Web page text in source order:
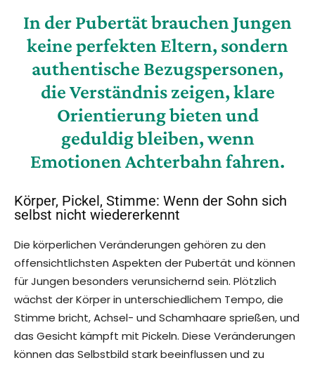
In der Pubertät brauchen Jungen
keine perfekten Eltern, sondern
authentische Bezugspersonen,
die Verständnis zeigen, klare
Orientierung bieten und
geduldig bleiben, wenn
Emotionen Achterbahn fahren.
Körper, Pickel, Stimme: Wenn der Sohn sich
selbst nicht wiedererkennt
Die körperlichen Veränderungen gehören zu den
offensichtlichsten Aspekten der Pubertät und können
für Jungen besonders verunsichernd sein. Plötzlich
wächst der Körper in unterschiedlichem Tempo, die
Stimme bricht, Achsel- und Schamhaare sprießen, und
das Gesicht kämpft mit Pickeln. Diese Veränderungen
können das Selbstbild stark beeinflussen und zu